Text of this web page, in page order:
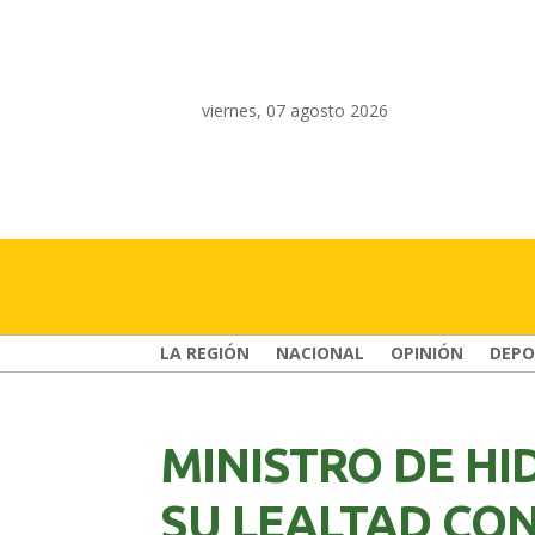
viernes, 07 agosto 2026
LA REGIÓN NACIONAL OPINIÓN
MINISTRO DE
SU LEALTAD